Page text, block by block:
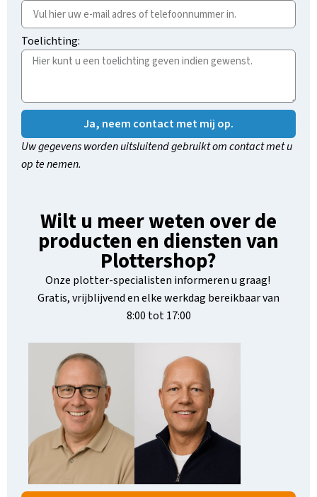
Wilt u meer weten over de
producten en diensten van
Plottershop?
Onze plotter-specialisten informeren u graag!
Gratis, vrijblijvend en elke werkdag bereikbaar van
8:00 tot 17:00
Toelichting:
Ja, neem contact met mij op.
Uw gegevens worden uitsluitend gebruikt om contact met u
op te nemen.